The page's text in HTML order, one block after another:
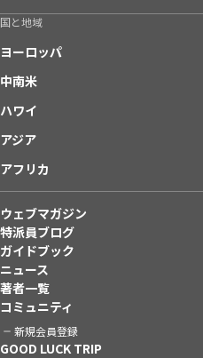
国と地域
ヨーロッパ
中南米
ハワイ
アジア
アフリカ
ウェブマガジン
特派員ブログ
ガイドブック
ニュース
著者一覧
コミュニティ
新規会員登録
GOOD LUCK TRIP